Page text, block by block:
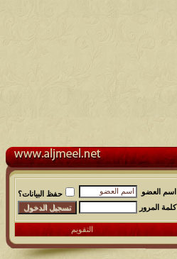
اسم العضو
حفظ البيانات؟
كلمة المرور
التقويم